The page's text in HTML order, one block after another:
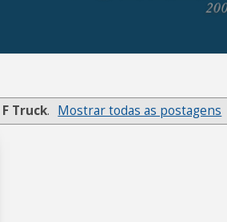
F Truck. Mostrar todas as postagens